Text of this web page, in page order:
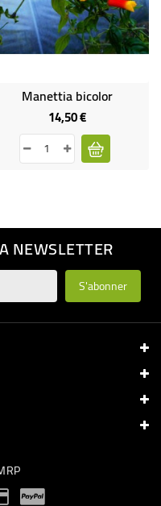
Manettia bicolor
14,50 €Prix
NEWSLETTER